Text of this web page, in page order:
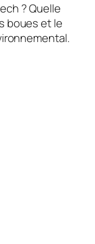
? Quelle
boues et le